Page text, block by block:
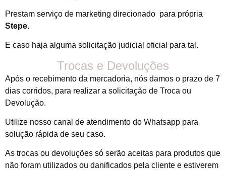
Prestam serviço de marketing direcionado para própria
Stepe.
E caso haja alguma solicitação judicial oficial para tal.
Trocas e Devoluções
Após o recebimento da mercadoria, nós damos o prazo de 7
dias corridos, para realizar a solicitação de Troca ou
Devolução.
Utilize nosso canal de atendimento do Whatsapp para
solução rápida de seu caso.
As trocas ou devoluções só serão aceitas para produtos que
não foram utilizados ou danificados pela cliente e estiverem